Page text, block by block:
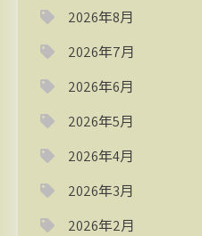
2026年8月
2026年7月
2026年6月
2026年5月
2026年4月
2026年3月
2026年2月